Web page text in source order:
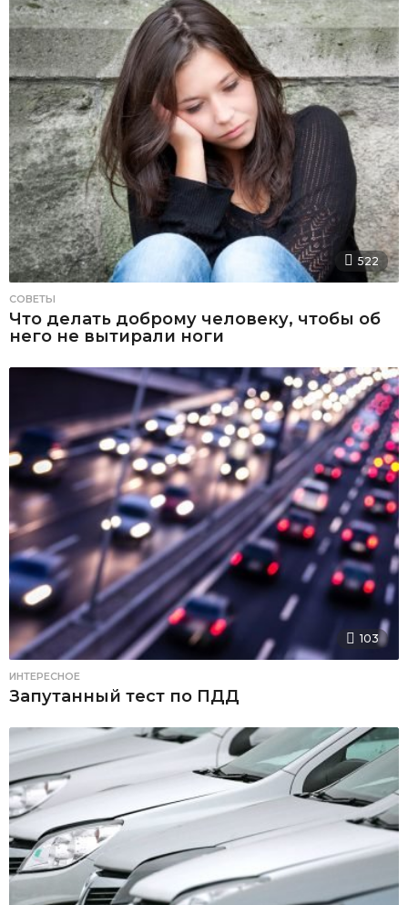
522
СОВЕТЫ
Что делать доброму человеку, чтобы об
него не вытирали ноги
103
ИНТЕРЕСНОЕ
Запутанный тест по ПДД